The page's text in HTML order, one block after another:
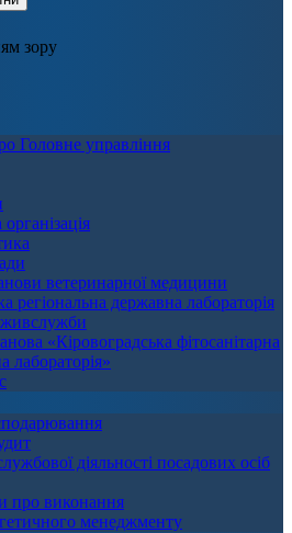
зору
Головне управління
ветеринарної медицини
регіональна державна лабораторія
«Кіровоградська фітосанітарна
лабораторія»
діяльності посадових осіб
про виконання
менеджменту